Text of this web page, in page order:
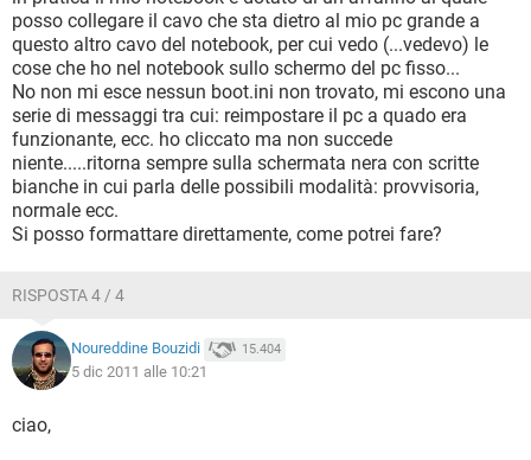
posso collegare il cavo che sta dietro al mio pc grande a
questo altro cavo del notebook, per cui vedo (...vedevo) le
cose che ho nel notebook sullo schermo del pc fisso...
No non mi esce nessun boot.ini non trovato, mi escono una
serie di messaggi tra cui: reimpostare il pc a quado era
funzionante, ecc. ho cliccato ma non succede
niente.....ritorna sempre sulla schermata nera con scritte
bianche in cui parla delle possibili modalità: provvisoria,
normale ecc.
Si posso formattare direttamente, come potrei fare?
RISPOSTA 4 / 4
Noureddine Bouzidi 15.404
5 dic 2011 alle 10:21
ciao,